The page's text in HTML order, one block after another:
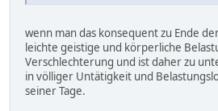
wenn man das konsequent zu Ende
leichte geistige und körperliche
Verschlechterung und ist daher zu
in völliger Untätigkeit und
seiner Tage.